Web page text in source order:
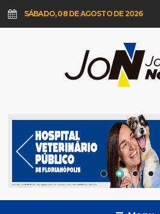
SÁBADO, 08 DE AGOSTO DE 2026